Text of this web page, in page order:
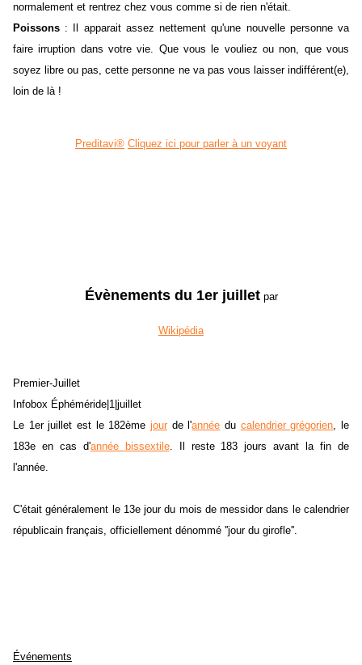
normalement et rentrez chez vous comme si de rien n'était.
Poissons : Il apparait assez nettement qu'une nouvelle personne va
faire irruption dans votre vie. Que vous le vouliez ou non, que vous
soyez libre ou pas, cette personne ne va pas vous laisser indifférent(e),
loin de là !
Preditavi® Cliquez ici pour parler à un voyant
Évènements du 1er juilletpar
Wikipédia
Premier-Juillet
Infobox Éphéméride|1|juillet
Le 1er juillet est le 182ème jour de l'année du calendrier grégorien, le
183e en cas d'année bissextile. Il reste 183 jours avant la fin de
l'année.
C'était généralement le 13e jour du mois de messidor dans le calendrier
républicain français, officiellement dénommé ''jour du girofle''.
Événements